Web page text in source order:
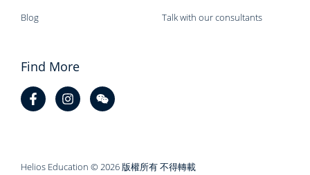
Blog Talk with our consultants
Find More
Helios Education © 2026 版權所有 不得轉載